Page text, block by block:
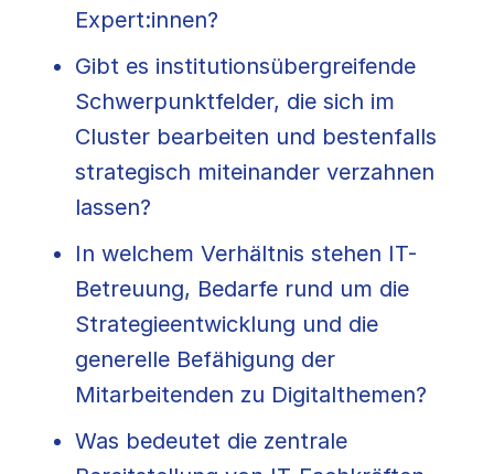
Expert:innen?
Gibt es institutionsübergreifende
Schwerpunktfelder, die sich im
Cluster bearbeiten und bestenfalls
strategisch miteinander verzahnen
lassen?
In welchem Verhältnis stehen IT-
Betreuung, Bedarfe rund um die
Strategieentwicklung und die
generelle Befähigung der
Mitarbeitenden zu Digitalthemen?
Was bedeutet die zentrale